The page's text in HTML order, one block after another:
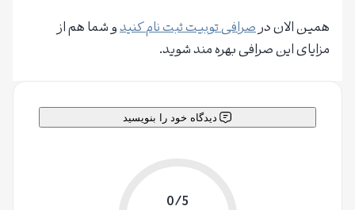
همین الان درصرافی توبیت ثبت نام کنیدو شما هم از
مزایای این صرافی بهره مند شوید.
دیدگاه خود را بنویسید
0/5